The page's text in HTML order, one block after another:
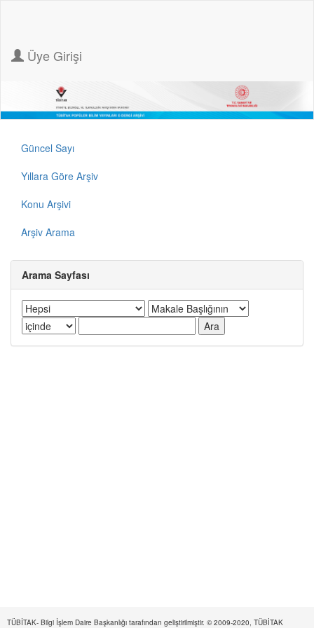
Üye Girişi
Güncel Sayı
Yıllara Göre Arşiv
Konu Arşivi
Arşiv Arama
Arama Sayfası
TÜBİTAK- Bilgi İşlem Daire Başkanlığı tarafından geliştirilmiştir. © 2009-2020, TÜBİTAK